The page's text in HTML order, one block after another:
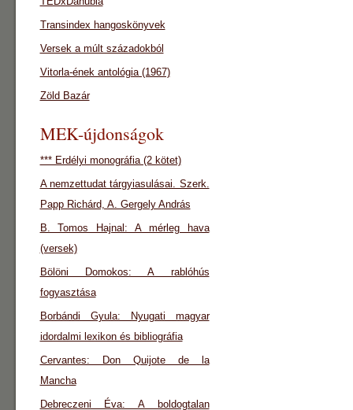
Transindex hangoskönyvek
Versek a múlt századokból
Vitorla-ének antológia (1967)
Zöld Bazár
MEK-újdonságok
*** Erdélyi monográfia (2 kötet)
A nemzettudat tárgyiasulásai. Szerk.
Papp Richárd, A. Gergely András
B. Tomos Hajnal: A mérleg hava
(versek)
Bölöni Domokos: A rablóhús
fogyasztása
Borbándi Gyula: Nyugati magyar
idordalmi lexikon és bibliográfia
Cervantes: Don Quijote de la
Mancha
Debreczeni Éva: A boldogtalan